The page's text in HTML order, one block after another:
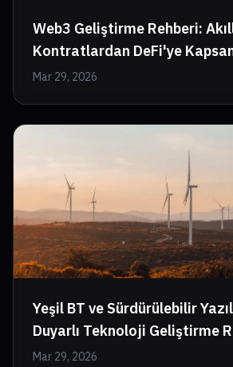
Web3 Geliştirme Rehberi:
Kontratlardan DeFi'ye
Mar 29, 2026
Yeşil BT ve Sürdürülebilir
Duyarlı Teknoloji Geliştirme
Mar 29, 2026